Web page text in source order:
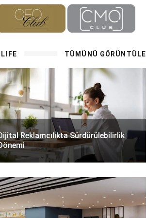
TÜMÜNÜ GÖRÜNTÜLE
Reklamcılıkta Sürdürülebilirlik